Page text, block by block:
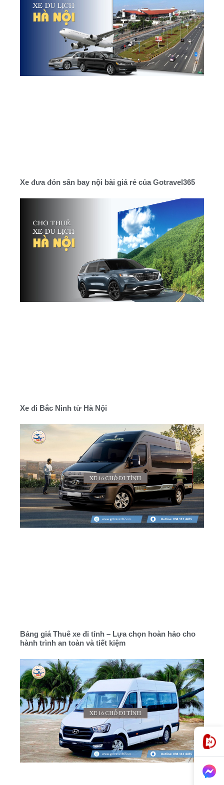
Xe đưa đón sân bay nội bài giá rẻ của Gotravel365
Xe đi Bắc Ninh từ Hà Nội
Bảng giá Thuê xe đi tỉnh – Lựa chọn hoàn hảo cho
hành trình an toàn và tiết kiệm